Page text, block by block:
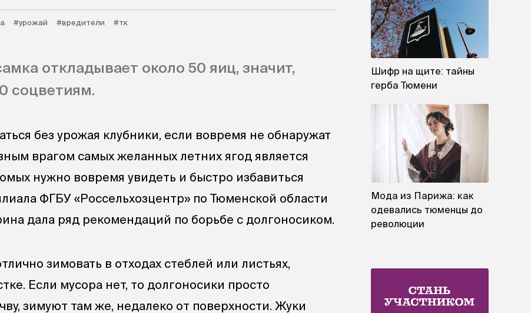
#урожай #вредители #тк
откладывает около 50 яиц, значит,
соцветиям.
без урожая клубники, если вовремя не обнаружат
врагом самых желанных летних ягод является
нужно вовремя увидеть и быстро избавиться
ФГБУ «Россельхозцентр» по Тюменской области
дала ряд рекомендаций по борьбе с долгоносиком.
зимовать в отходах стеблей или листьях,
Если мусора нет, то долгоносики просто
зимуют там же, недалеко от поверхности. Жуки
Шифр на щите: тайны
герба Тюмени
Мода из Парижа: как
одевались тюменцы до
революции